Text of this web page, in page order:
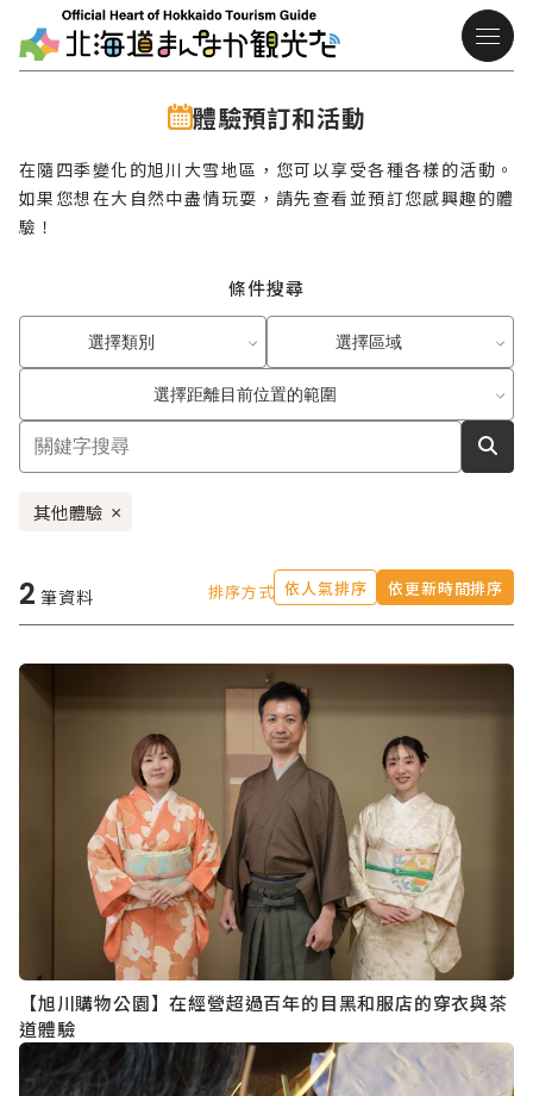
體驗預訂和活動
在隨四季變化的旭川大雪地區，您可以享受各種各樣的活動。
如果您想在大自然中盡情玩耍，請先查看並預訂您感興趣的體
驗！
條件搜尋
選擇類別 選擇區域
選擇距離目前位置的範圍
其他體驗 ×
2 筆資料 排序方式 依人氣排序 依更新時間排序
【旭川購物公園】在經營超過百年的目黑和服店的穿衣與茶
道體驗